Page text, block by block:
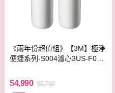
《兩年份超值組》【3M】極淨
便捷系列-S004濾心3US-F004
$4,990 $5,760